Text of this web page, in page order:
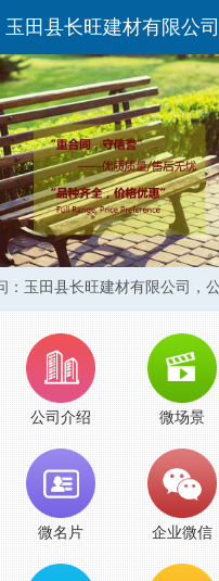
玉田县长旺建材有限公司
：玉田县长旺建材有限公司，
公司介绍 微场景
微名片 企业微信